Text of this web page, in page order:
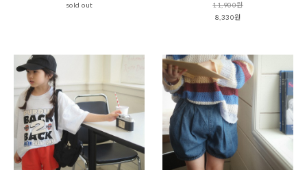
sold out
11,900원
8,330원